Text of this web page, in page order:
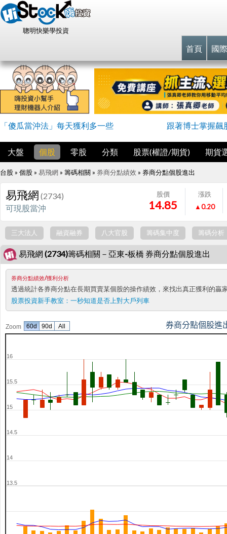
聰明快樂學投資
首頁 國
「傻瓜當沖法」每天獲利多一些 跟著博士掌握飆
大盤 個股 零股 分類 股票(權證/期貨) 期貨
台股 » 個股 » 易飛網 » 籌碼相關 » 券商分點績效 » 券商分點個股進出
易飛網 (2734)
可現股當沖
股價
14.85
漲跌
▲0.20
三大法人 融資融券 八大官股 籌碼集中度 籌碼分析
易飛網 (2734)籌碼相關－亞東-板橋 券商分點個股進出
券商分點績效/獲利分析
透過統計各券商分點在長期買賣某個股的操作績效，來找出真正獲利的
股票投資新手教室： 一秒知道是否上對大戶列車
Zoom 券商分點個股進
13.5
14
14.5
15
15.5
16
60d 90d All